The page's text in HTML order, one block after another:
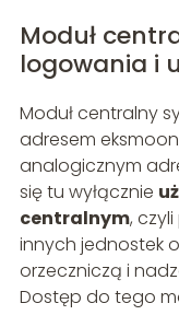
Moduł
logowania i
Moduł centralny
adresem
analogicznym
się tu wyłącznie
centralnym,
innych jednostek
orzeczniczą i
Dostęp do tego